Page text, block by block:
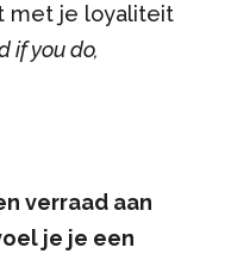
met je loyaliteit
if you do,
verraad aan
je je een